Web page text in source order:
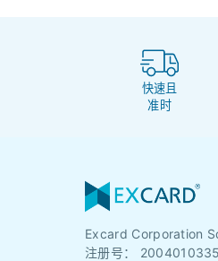
快速且
准时
Excard Corporation
注册号：